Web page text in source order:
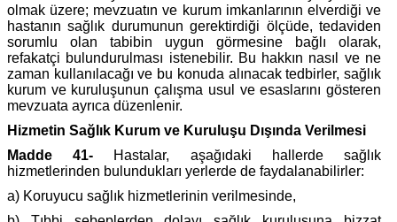
olmak üzere; mevzuatın ve kurum imkanlarının elverdiği ve
hastanın sağlık durumunun gerektirdiği ölçüde, tedaviden
sorumlu olan tabibin uygun görmesine bağlı olarak,
refakatçi bulundurulması istenebilir. Bu hakkın nasıl ve ne
zaman kullanılacağı ve bu konuda alınacak tedbirler, sağlık
kurum ve kuruluşunun çalışma usul ve esaslarını gösteren
mevzuata ayrıca düzenlenir.
Hizmetin Sağlık Kurum ve Kuruluşu Dışında Verilmesi
Madde 41- Hastalar, aşağıdaki hallerde sağlık
hizmetlerinden bulundukları yerlerde de faydalanabilirler:
a) Koruyucu sağlık hizmetlerinin verilmesinde,